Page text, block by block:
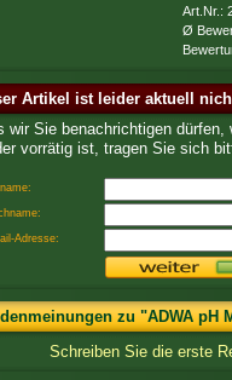
Art.Nr.:
Ø
Artikel ist leider aktuell
wir Sie benachrichtigen dürfen,
vorrätig ist, tragen Sie sich
Adresse:
zu "ADWA pH
Schreiben Sie die erste